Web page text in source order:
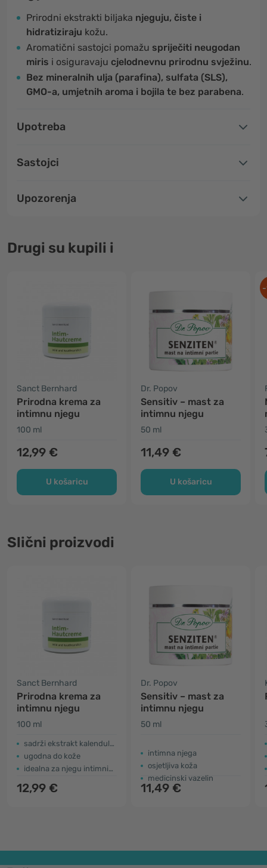
Prirodni ekstrakti biljaka njeguju, čiste i
hidratiziraju kožu.
Aromatični sastojci pomažu spriječiti neugodan
miris i osiguravaju cjelodnevnu prirodnu svježinu.
Bez mineralnih ulja (parafina), sulfata (SLS),
GMO-a, umjetnih aroma i bojila te bez parabena.
Upotreba
Sastojci
Upozorenja
Drugi su kupili i
Sanct Bernhard
Prirodna krema za
intimnu njegu
100 ml
12,99 €
U košaricu
Dr. Popov
Sensitiv – mast za
intimnu njegu
50 ml
11,49 €
U košaricu
Slični proizvodi
Sanct Bernhard
Prirodna krema za
intimnu njegu
100 ml
sadrži ekstrakt kalendule i kamilice
ugodna do kože
idealna za njegu intimnih područja
12,99 €
Dr. Popov
Sensitiv – mast za
intimnu njegu
50 ml
intimna njega
osjetljiva koža
medicinski vazelin
11,49 €